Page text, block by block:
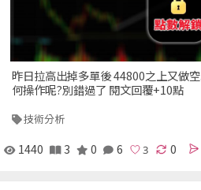
昨日拉高出掉多單後 44800之上又做
何操作呢?別錯過了 閱文回覆+10點
技術分析
1440 3 0 6 0